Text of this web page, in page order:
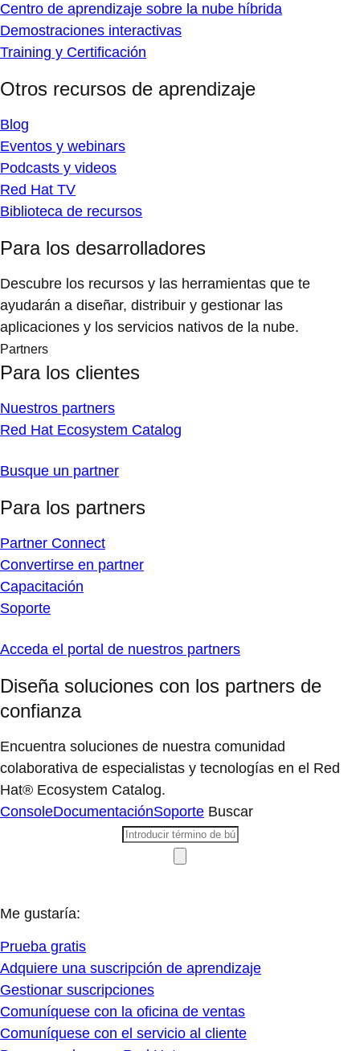
Centro de aprendizaje sobre la nube híbrida
Demostraciones interactivas
Training y Certificación
Otros recursos de aprendizaje
Blog
Eventos y webinars
Podcasts y videos
Red Hat TV
Biblioteca de recursos
Para los desarrolladores
Descubre los recursos y las herramientas que te
ayudarán a diseñar, distribuir y gestionar las
aplicaciones y los servicios nativos de la nube.
Partners
Para los clientes
Nuestros partners
Red Hat Ecosystem Catalog
Busque un partner
Para los partners
Partner Connect
Convertirse en partner
Capacitación
Soporte
Acceda el portal de nuestros partners
Diseña soluciones con los partners de
confianza
Encuentra soluciones de nuestra comunidad
colaborativa de especialistas y tecnologías en el Red
Hat® Ecosystem Catalog.
ConsoleDocumentaciónSoporte Buscar
Me gustaría:
Prueba gratis
Adquiere una suscripción de aprendizaje
Gestionar suscripciones
Comuníquese con la oficina de ventas
Comuníquese con el servicio al cliente